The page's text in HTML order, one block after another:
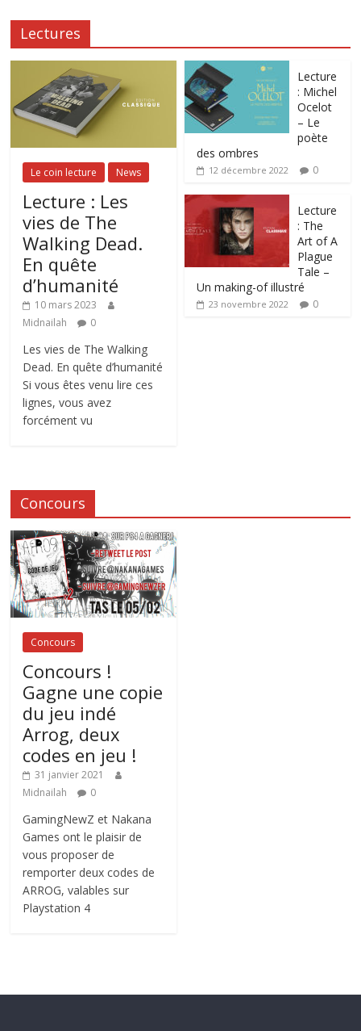
Lectures
Le coin lecture News
Lecture : Les
vies de The
Walking Dead.
En quête
d’humanité
10 mars 2023
Midnailah
0
Les vies de The Walking
Dead. En quête d’humanité
Si vous êtes venu lire ces
lignes, vous avez
forcément vu
Lecture
: Michel
Ocelot
– Le
poète
des ombres
12 décembre 2022 0
Lecture
: The
Art of A
Plague
Tale –
Un making-of illustré
23 novembre 2022 0
Concours
Concours
Concours !
Gagne une copie
du jeu indé
Arrog, deux
codes en jeu !
31 janvier 2021
Midnailah
0
GamingNewZ et Nakana
Games ont le plaisir de
vous proposer de
remporter deux codes de
ARROG, valables sur
Playstation 4